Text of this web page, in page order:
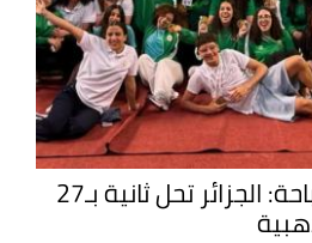
بطولة إفريقيا للسباحة: الجزائر تحل ثانية بـ27